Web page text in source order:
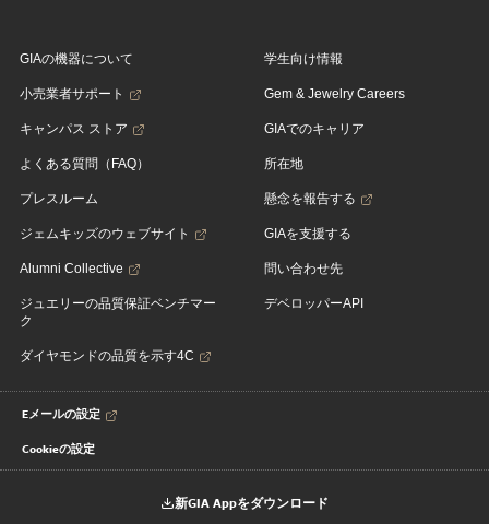
GIAの機器について
小売業者サポート
キャンパス ストア
よくある質問（FAQ）
プレスルーム
ジェムキッズのウェブサイト
Alumni Collective
ジュエリーの品質保証ベンチマー
ク
ダイヤモンドの品質を示す4C
学生向け情報
Gem & Jewelry Careers
GIAでのキャリア
所在地
懸念を報告する
GIAを支援する
問い合わせ先
デベロッパーAPI
Eメールの設定
Cookieの設定
新GIA Appをダウンロード